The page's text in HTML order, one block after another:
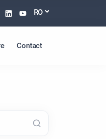
Linkedin
Youtube
RO
Contact